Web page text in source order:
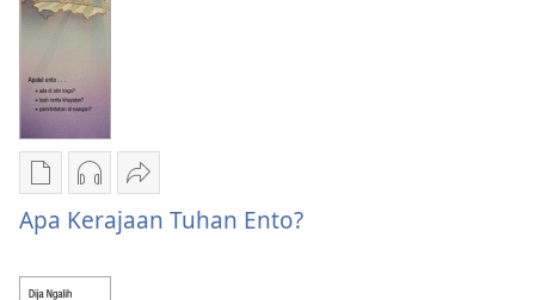
Pilian
ngunduh
publikasi
digital
Pilihan
unduhan
rekaman
audio
Bagiang
Apa
Apa Kerajaan Tuhan Ento?